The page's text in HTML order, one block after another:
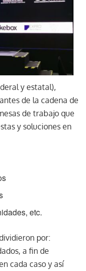
y estatal),
de la cadena de
de trabajo que
y soluciones en
etc.
por:
a fin de
cada caso y así